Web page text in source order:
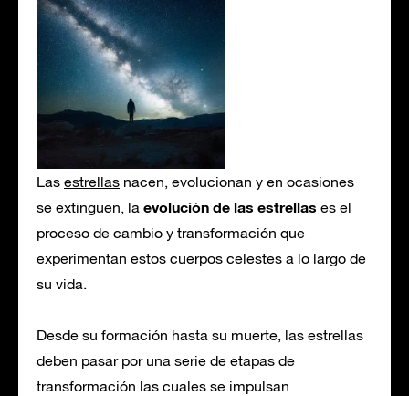
Las estrellas nacen, evolucionan y en ocasiones
se extinguen, la evolución de las estrellas es el
proceso de cambio y transformación que
experimentan estos cuerpos celestes a lo largo de
su vida.
Desde su formación hasta su muerte, las estrellas
deben pasar por una serie de etapas de
transformación las cuales se impulsan